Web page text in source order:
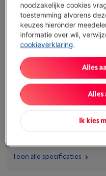
Troeven
Klasse A + 29 dB:
voor een open keuken.
Totaal No Frost +
Volume 375 l (262/113 l)
met 3 handige vriesladen.
Hoogte 203 cm: houd
Toon alle specificaties
noodzakelijke cookies
toestemming alvorens
keuzes hieronder
informatie over wil,
cookieverklaring.
Ik kies
Alles
Alles